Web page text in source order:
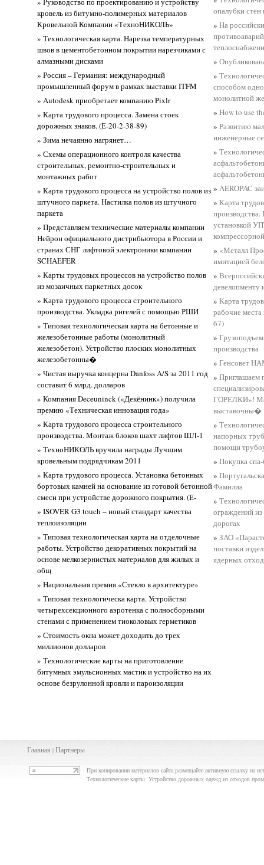
кровель из битумно-полимерных материалов
Кровельной Компании «ТехноНИКОЛЬ»
» Технологическая карта. Нарезка температурных
швов в цементобетонном покрытии нарезчиками с
алмазными дисками
» Россия – Германия: международный
промышленный форум в рамках выставки ITFM
» Autodesk приобретает компанию Pixlr
» Карта трудового процесса. Замена стоек
дорожных знаков. (Е-20-2-38-89)
» Зима нечаянно нагрянет…
» Схемы операционного контроля качества
строительных, ремонтно-строительных и
монтажных работ
» Карта трудового процесса на устройство полов из
штучного паркета. Настилка полов из штучного
паркета
» Представляем технические материалы компании
Нейрон официального дистрибьютора в России и
странах СНГ лифтовой электроники компании
SCHAEFER
» Карты трудовых процессов на устройство полов
из мозаичных паркетных досок
» Карта трудового процесса строительного
производства. Укладка ригелей с помощью РШИ
» Типовая технологическая карта на бетонные и
железобетонные работы (монолитный
железобетон). Устройство плоских монолитных
железобетонны�
» Чистая выручка концерна Danfoss A/S за 2011 год
составит 6 млрд. долларов
» Компания Deceuninck («Декёнинк») получила
премию «Техническая инновация года»
» Карта трудового процесса строительного
производства. Монтаж блоков шахт лифтов ШЛ-1
» ТехноНИКОЛЬ вручила награды Лучшим
кровельным подрядчикам 2011
» Карта трудового процесса. Установка бетонных
бортовых камней на основание из готовой бетонной
смеси при устройстве дорожного покрытия. (Е-
» ISOVER G3 touch – новый стандарт качества
теплоизоляции
» Типовая технологическая карта на отделочные
работы. Устройство декоративных покрытий на
основе мелкозернистых материалов для жилых и
общ
» Национальная премия «Стекло в архитектуре»
» Типовая технологическа карта. Устройство
четырехсекционного аэротенка с полносборными
стенами с применением тиоколовых герметиков
» Стоимость окна может доходить до трех
миллионов долларов
» Технологические карты на приготовление
битумных эмульсионных мастик и устройство на их
основе безрулонной кровли и пароизоляции
опалубки
»На
»
»
способом
монолитной
»How to use
»Развитию
инженерные
»
» AEROPAC
»Карта
установкой
» «Металл
имитацией
»
девелопменту
»Карта
рабочие
67)
»
производства
»Генсовет
»Приглашаем
ГОРЕЛКИ»!
выставочны�
»
напорных
помощи
»Покупка
»
Фамилиа
»
ограждений
дорогах
»ЗАО
поставки
ядерных
Главная |Партнеры
При копировании материалов сайта размещайте активную ссылку на
Технологические карты. Устройство дорожных одежд из отходов